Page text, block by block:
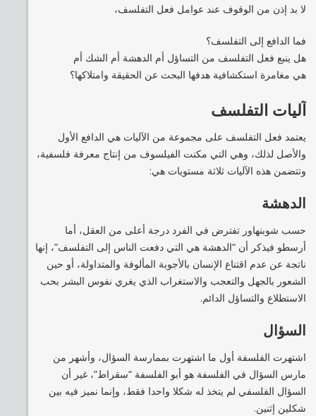
لا بد إذن من الوقوف عند عوامل فعل التفلسف،
فما الدافع إلى التفلسف؟
هل ينبع فعل التفلسف من التساؤل أم الدهشة أم الشك أم
هي مغامرة استكشافية هدفها البحث عن الحقيقة وامتلاكها؟
آليات التفلسف
يعتمد فعل التفلسف على مجموعة من الآليات هي الدافع الأول
والأصل لذلك، وهي التي مكنت الفيلسوف من إنتاج معرفة فلسفية،
وتتضمن هذه الآليات ثلاثة مستويات هي:
الدهشة
حسب شوبنهاور تفترض في الفرد درجة أعلى من العقل، أما
أرسطو فيذكر أن “الدهشة هي التي دفعت الناس إلى التفلسف”، إنها
ناتجة عن عدم اقتناع الإنسان بالأجوبة المألوفة والمتداولة، أو حين
الشعور بالجهل والتعجب والاستغراب الذي يغري نفوس البشر بحب
الاستطلاع والتساؤل الدائم.
السؤال
اشتهرت الفلسفة أول ما اشتهرت بممارسة السؤال، وأشهر من
مارس السؤال في الفلسفة هو أبو الفلسفة “سقراط”، غير أن
السؤال الفلسفي لم يتخذ له شكلا واحدا فقط، وإنما نميز فيه بين
شكلين إثنين.